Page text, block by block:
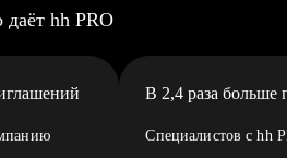
даёт hh PRO
В 2,4 раза больше
Специалистов с hh